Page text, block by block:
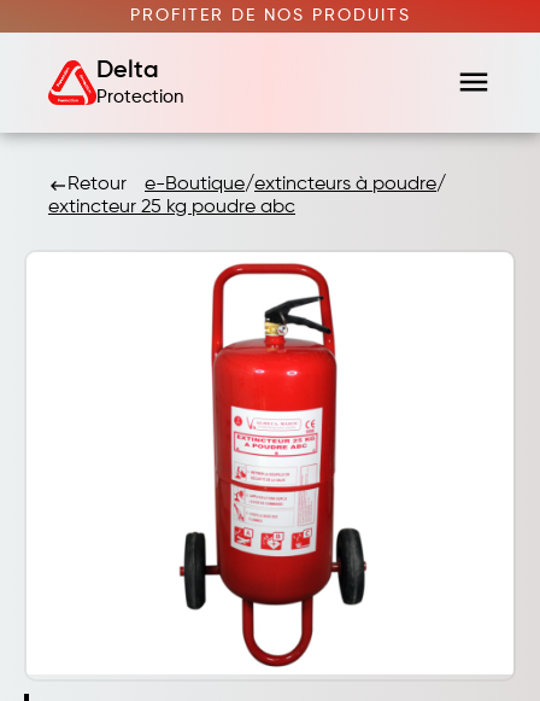
PROFITER DE NOS PRODUITS
Delta
Protection menu
keyboard_backspaceRetour e-Boutique/extincteurs à poudre/
extincteur 25 kg poudre abc